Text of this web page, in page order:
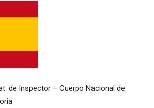
de Inspector – Cuerpo Nacional de